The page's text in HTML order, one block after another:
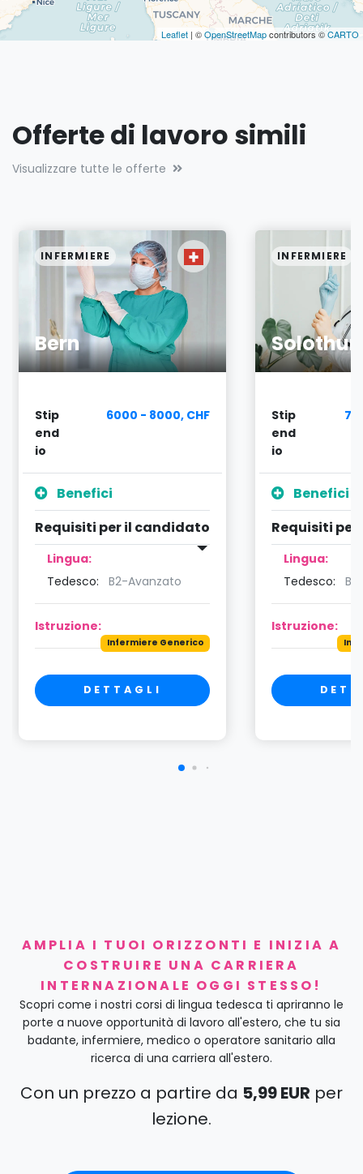
Leaflet | ©OpenStreetMapcontributors ©CARTO
Offerte di lavoro simili
Visualizzare tutte le offerte
Bern
INFERMIERE
Stip
end
io
6000 - 8000, CHF
Benefici
Requisiti per il candidato
Lingua:
Tedesco:
B2-Avanzato
Istruzione:
Infermiere Generico
DETTAGLI
INFERMIERE
Stip
end
io
Benefici
Requisiti
Lingua:
Tedesco:
Istruzione:
AMPLIA I TUOI ORIZZONTI E INIZIA A
COSTRUIRE UNA CARRIERA
INTERNAZIONALE OGGI STESSO!
Scopri come i nostri corsi di lingua tedesca ti apriranno le
porte a nuove opportunità di lavoro all'estero, che tu sia
badante, infermiere, medico o operatore sanitario alla
ricerca di una carriera all'estero.
Con un prezzo a partire da 5,99 EUR per
lezione.